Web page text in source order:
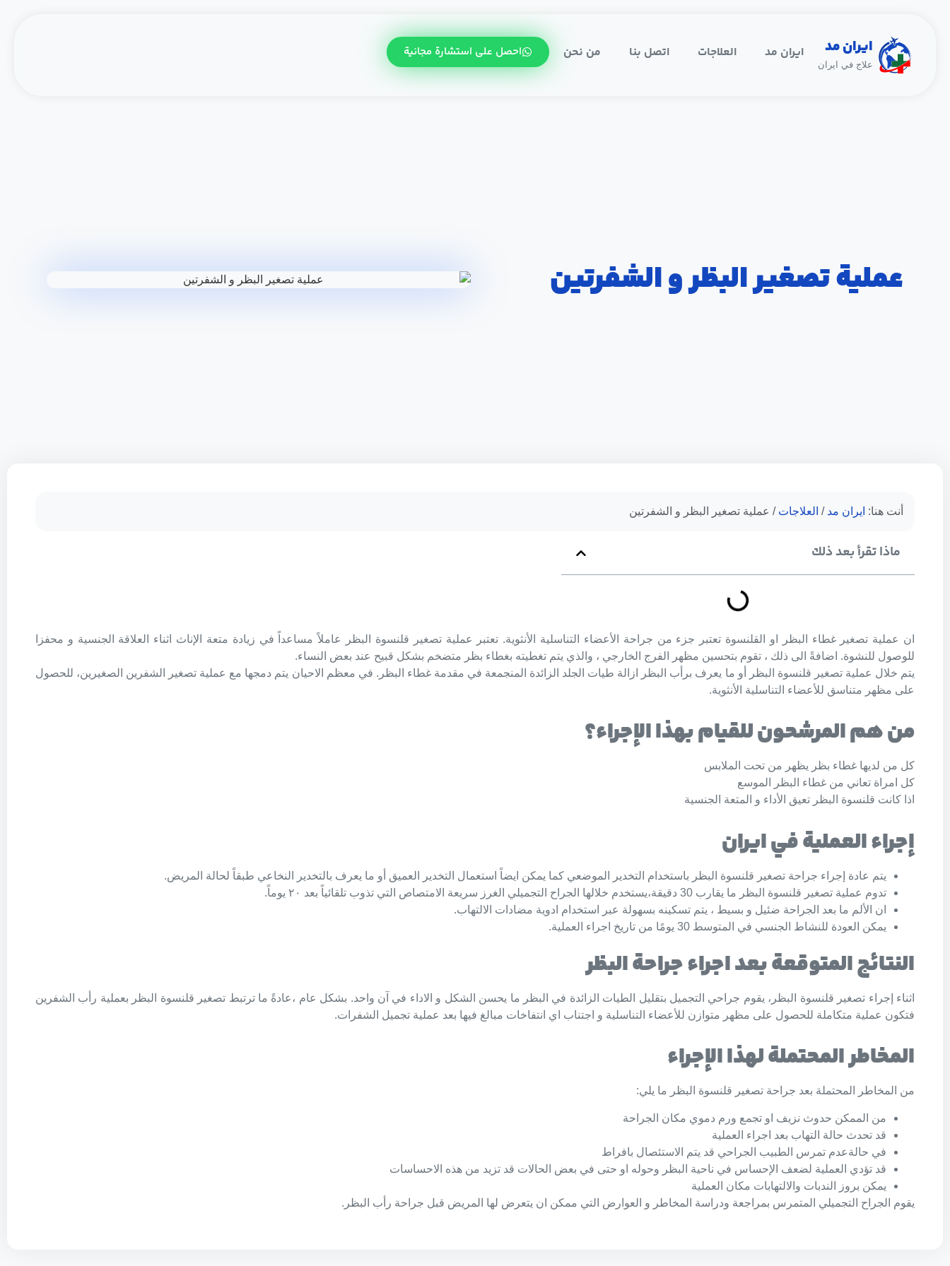
ایران مد
علاج ﻓﻲ ایران
ایران مد العلاجات اتصل بنا من نحن احصل على استشارة مجانية
عملية تصغير البظر و الشفرتين
أنت هنا: ایران مد / العلاجات / عملية تصغير البظر و الشفرتين
ماذا تقرأ بعد ذلك
ان عملية تصغير غطاء البظر او القلنسوة تعتبر جزء من جراحة الأعضاء التناسلية الأنثوية. تعتبر عملية تصغير قلنسوة البظر عاملاً مساعداً في زيادة متعة الإناث اثناء العلاقة الجنسية و محفزا
للوصول للنشوة. اضافةً الى ذلك ، تقوم بتحسين مظهر الفرج الخارجي ، والذي يتم تغطيته بغطاء بظر متضخم بشكل قبيح عند بعض النساء.
يتم خلال عملية تصغير قلنسوة البظر أو ما يعرف برأب البظر ازالة طيات الجلد الزائدة المنجمعة في مقدمة غطاء البظر. في معظم الاحيان يتم دمجها مع عملية تصغير الشفرين الصغيرين، للحصول
على مظهر متناسق للأعضاء التناسلية الأنثوية.
من هم المرشحون للقيام بهذا الإجراء؟
كل من لديها غطاء بظر يظهر من تحت الملابس
كل امراة تعاني من غطاء البظر الموسع
اذا كانت قلنسوة البظر تعيق الأداء و المتعة الجنسية
إجراء العملية في ايران
يتم عادة إجراء جراحة تصغير قلنسوة البظر باستخدام التخدير الموضعي كما يمكن ايضاً استعمال التخدير العميق أو ما يعرف بالتخدير النخاعي طبقاً لحالة المريض.
تدوم عملية تصغير قلنسوة البظر ما يقارب 30 دقيقة،يستخدم خلالها الجراح التجميلي الغرز سريعة الامتصاص التي تذوب تلقائياً بعد ٢٠ يوماً.
ان الألم ما بعد الجراحة ضئيل و بسيط ، يتم تسكينه بسهولة عبر استخدام ادوية مضادات الالتهاب.
يمكن العودة للنشاط الجنسي في المتوسط 30 يومًا من تاريخ اجراء العملية.
النتائج المتوقعة بعد اجراء جراحة البظر
اثناء إجراء تصغير قلنسوة البظر، يقوم جراحي التجميل بتقليل الطيات الزائدة في البظر ما يحسن الشكل و الاداء في آن واحد. بشكل عام ،عادةً ما ترتبط تصغير قلنسوة البظر بعملية رأب الشفرين
فتكون عملية متكاملة للحصول على مظهر متوازن للأعضاء التناسلية و اجتناب اي انتفاخات مبالغ فيها بعد عملية تجميل الشفرات.
المخاطر المحتملة لهذا الإجراء
من المخاطر المحتملة بعد جراحة تصغير قلنسوة البظر ما يلي:
من الممكن حدوث نزيف او تجمع ورم دموي مكان الجراحة
قد تحدث حالة التهاب بعد اجراء العملية
في حالةعدم تمرس الطبيب الجراحي قد يتم الاستئصال بافراط
قد تؤدي العملية لضعف الإحساس في ناحية البظر وحوله او حتى في بعض الحالات قد تزيد من هذه الاحساسات
يمكن بروز الندبات والالتهابات مكان العملية
يقوم الجراح التجميلي المتمرس بمراجعة ودراسة المخاطر و العوارض التي ممكن ان يتعرض لها المريض قبل جراحة رأب البظر.